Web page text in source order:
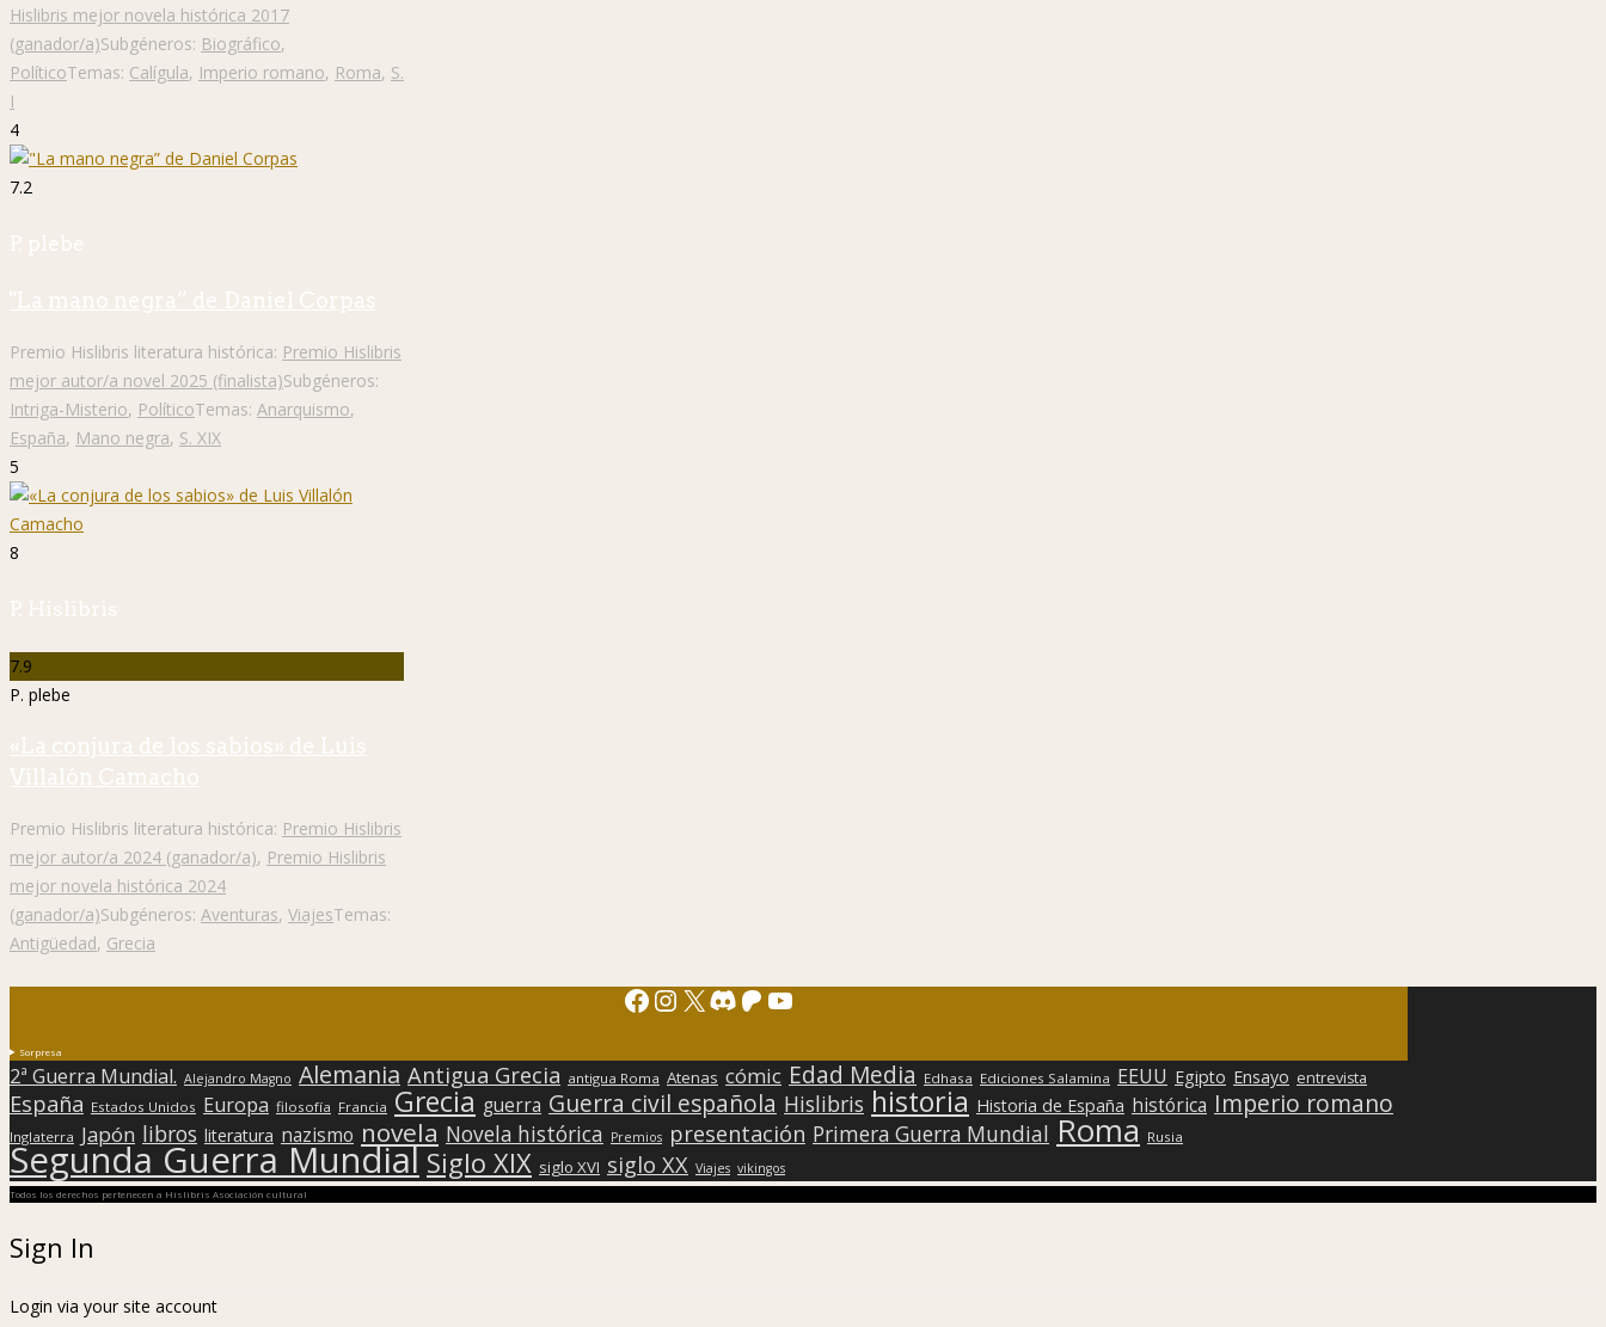
Hislibris mejor novela histórica 2017
(ganador/a)Subgéneros: Biográfico,
PolíticoTemas: Calígula, Imperio romano, Roma, S.
I
4
7.2
P. plebe
"La mano negra” de Daniel Corpas
Premio Hislibris literatura histórica: Premio Hislibris
mejor autor/a novel 2025 (finalista)Subgéneros:
Intriga-Misterio, PolíticoTemas: Anarquismo,
España, Mano negra, S. XIX
5
8
P. Hislibris
7.9
P. plebe
«La conjura de los sabios» de Luis
Villalón Camacho
Premio Hislibris literatura histórica: Premio Hislibris
mejor autor/a 2024 (ganador/a), Premio Hislibris
mejor novela histórica 2024
(ganador/a)Subgéneros: Aventuras, ViajesTemas:
Antigüedad, Grecia
Facebook
Instagram
X Discord
Patreon
YouTube
Sorpresa
2ª Guerra Mundial. Alejandro Magno Alemania Antigua Grecia antigua Roma Atenas cómic Edad Media Edhasa Ediciones Salamina EEUU Egipto Ensayo entrevista
España Estados Unidos Europa filosofía Francia Grecia guerra Guerra civil española Hislibris historia Historia de España histórica Imperio romano
Inglaterra Japón libros literatura nazismo novela Novela histórica Premios presentación Primera Guerra Mundial Roma Rusia
Segunda Guerra Mundial Siglo XIX siglo XVI siglo XX Viajes vikingos
Todos los derechos pertenecen a Hislibris Asociación cultural
Sign In
Login via your site account